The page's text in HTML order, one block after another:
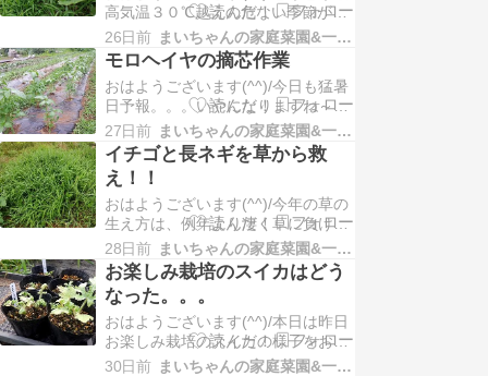
します！！インゲン類。。。 種まき
後８５日経過 （種…
高気温３０℃越えの危ない季節がや
ってきましたね～～皆さんも万全の
熱中症対策を行い楽しい菜園生活を
楽しみましょうね (^.^)ところで本日
は、イタリアナスとキュウリ（シャ
キット）の初収穫の様子をお届けし
ます！！イタリアナス。。。 種蒔き
後１１５…
26日前 まいちゃんの家庭菜園&一人農業
モロヘイヤの摘芯作業
おはようございます(^^)/今日も猛暑
日予報。。。いやになりますね～～
これからは日中を避けて朝夕の作業
になりますね～本日は昨日、モロヘ
イヤの摘芯作業の様子をお届けしま
す！！モロヘイヤ。。。種蒔き後５
７日経過 （種蒔き４/２４）今の様
子はこんなです。もう随分伸びてい
るので、摘芯を行…
27日前 まいちゃんの家庭菜園&一人農業
イチゴと長ネギを草から救
え！！
おはようございます(^^)/今年の草の
生え方は、例年より凄く草に負けっ
ぱなしの今日この頃です (^-^;ところ
で本日は昨日、イチゴと長ネギを草
から救った様子をお届けします！！
イチゴ。。。 苗植付後２６７日経過
（植付１０/１９）今年のイチゴは管
理不十分で収穫もイマイチで今はこ
んな…
28日前 まいちゃんの家庭菜園&一人農業
お楽しみ栽培のスイカはどう
なった。。。
おはようございます(^^)/本日は昨日
お楽しみ栽培のスイカの様子をお届
けします！！小玉スイカ。。。 種蒔
30日前 まいちゃんの家庭菜園&一人農業